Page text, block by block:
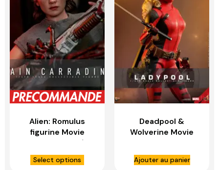
Alien: Romulus
figurine Movie
Masterpiece 1/6
Rain Carradine –
HOT TOYS
Select options
Deadpool &
Wolverine Movie
figurine 1/6
Ladypool – HOT
Ajouter au panier